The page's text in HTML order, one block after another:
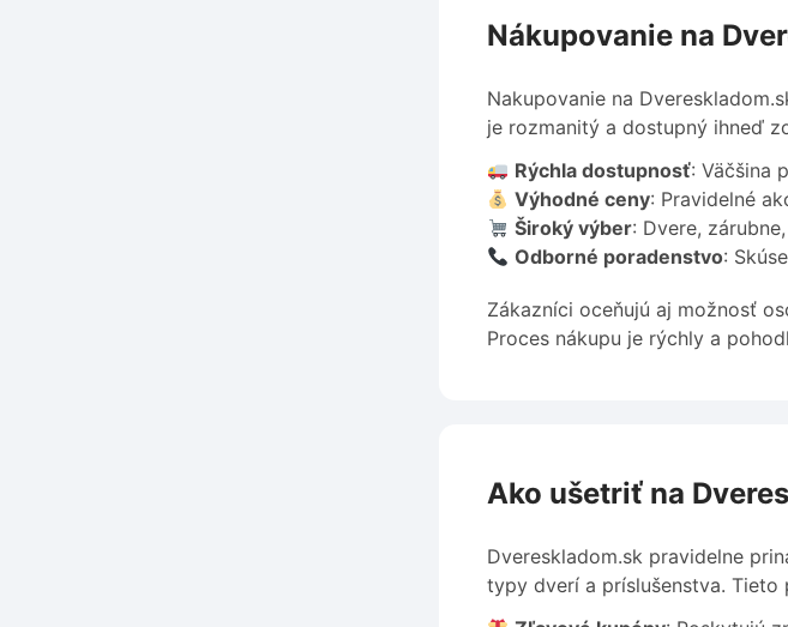
Nákupovanie na
Nakupovanie na
je rozmanitý a dostupný ihneď
Rýchla dostupnosť: Väčšina
Výhodné ceny: Pravidelné
Široký výber: Dvere,
Odborné poradenstvo:
Zákazníci oceňujú aj možnosť
Proces nákupu je rýchly a
Ako ušetriť na
Dvereskladom.sk pravidelne
typy dverí a príslušenstva. Tieto